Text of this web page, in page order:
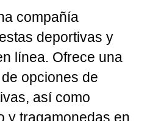
compañía
deportivas y
línea. Ofrece una
opciones de
así como
y tragamonedas en